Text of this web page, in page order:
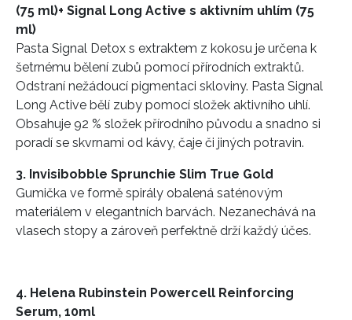
(75 ml)+ Signal Long Active s aktivním uhlím (75
ml)
Pasta Signal Detox s extraktem z kokosu je určena k
šetrnému bělení zubů pomocí přírodních extraktů.
Odstraní nežádoucí pigmentaci skloviny. Pasta Signal
Long Active bělí zuby pomocí složek aktivního uhlí.
Obsahuje 92 % složek přírodního původu a snadno si
poradí se skvrnami od kávy, čaje či jiných potravin.
3. Invisibobble Sprunchie Slim True Gold
Gumička ve formě spirály obalená saténovým
materiálem v elegantních barvách. Nezanechává na
vlasech stopy a zároveň perfektně drží každý účes.
4. Helena Rubinstein Powercell Reinforcing
Serum, 10ml